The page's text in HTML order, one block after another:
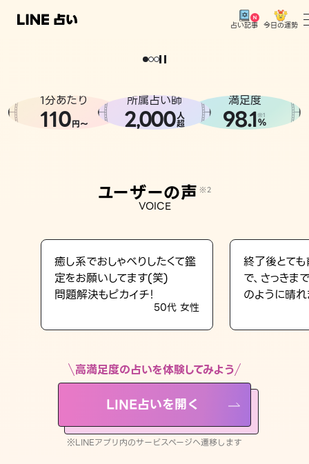
占い記事 今日の運勢
相談事例
占い記事
LINE占いを開く
※LINEアプリ内のサービスページへ遷移します
どうせなら
。
1分あたり
110円〜
所属占い師
2,000人
超
満足度
98.1※1
%
ユーザーの声 ※2
VOICE
癒し系でおしゃべりしたくて鑑
定をお願いしてます(笑)
問題解決もピカイチ！
50代 女性
終了後とて
で、さっき
のように晴れ
高満足度の占いを体験してみよう
LINE占いを開く
※LINEアプリ内のサービスページへ遷移します